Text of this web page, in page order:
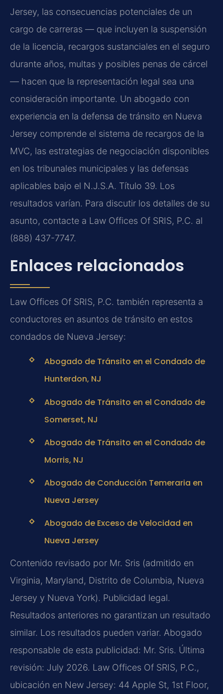
Jersey, las consecuencias potenciales de un
cargo de carreras — que incluyen la suspensión
de la licencia, recargos sustanciales en el seguro
durante años, multas y posibles penas de cárcel
— hacen que la representación legal sea una
consideración importante. Un abogado con
experiencia en la defensa de tránsito en Nueva
Jersey comprende el sistema de recargos de la
MVC, las estrategias de negociación disponibles
en los tribunales municipales y las defensas
aplicables bajo el N.J.S.A. Título 39. Los
resultados varían. Para discutir los detalles de su
asunto, contacte a Law Offices Of SRIS, P.C. al
(888) 437-7747.
Enlaces relacionados
Law Offices Of SRIS, P.C. también representa a
conductores en asuntos de tránsito en estos
condados de Nueva Jersey:
Abogado de Tránsito en el Condado de
Hunterdon, NJ
Abogado de Tránsito en el Condado de
Somerset, NJ
Abogado de Tránsito en el Condado de
Morris, NJ
Abogado de Conducción Temeraria en
Nueva Jersey
Abogado de Exceso de Velocidad en
Nueva Jersey
Contenido revisado por Mr. Sris (admitido en
Virginia, Maryland, Distrito de Columbia, Nueva
Jersey y Nueva York). Publicidad legal.
Resultados anteriores no garantizan un resultado
similar. Los resultados pueden variar. Abogado
responsable de esta publicidad: Mr. Sris. Última
revisión: July 2026. Law Offices Of SRIS, P.C.,
ubicación en New Jersey: 44 Apple St, 1st Floor,